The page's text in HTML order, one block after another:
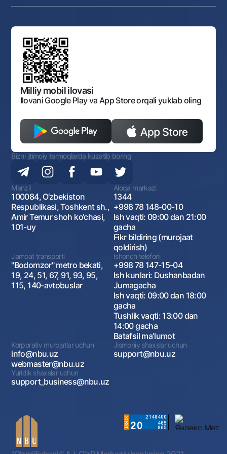
Bank tarkibi
Aksilkorrupsiya
Korporativ uslub
Sayt haritasi
Auksionlar
Ofis va bankomatlar
Shaxsiy ma'lumotlarni qayta ishlashga rozilik berish
O‘zbekiston Tasviriy san’at galereyasi
Standart shartnomalar
Normativ-huquqiy hujjatlar loyihalarini muhokama qilish
Normativ huquqiy hujjatlar
O'zbekiston Respublikasi Tashqi Iqtisodiy Faoliyat Milliy
Bankining ish tartibi va rejimi
Ochiq ma'lumotlar
Monopoliyaga qarshi komplaens
Milliy mobil ilovasi
Ilovani Google Play va App Store orqali yuklab oling
Bizni ijtimoiy tarmoqlarda kuzatib boring
Manzil
100084, O‘zbekiston
Respublikasi, Toshkent sh.,
Amir Temur shoh ko‘chasi,
101-uy
Aloqa markazi
1344
+998 78 148-00-10
Ish vaqti: 09:00 dan 21:00
gacha
Fikr bildiring (murojaat
qoldirish)
Jamoat transporti
"Bodomzor" metro bekati,
19, 24, 51, 67, 91, 93, 95,
115, 140-avtobuslar
Ishonch telefoni
+998 78 147-15-04
Ish kunlari: Dushanbadan
Jumagacha
Ish vaqti: 09:00 dan 18:00
gacha
Tushlik vaqti: 13:00 dan
14:00 gacha
Batafsil maʼlumot
Korporativ murojatlar uchun
info@nbu.uz
webmaster@nbu.uz
Jismoniy shaxslar uchun
support@nbu.uz
Yuridik shaxslar uchun
support_business@nbu.uz